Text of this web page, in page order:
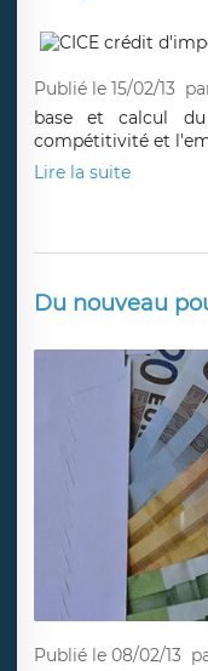
Publié le 15/02/13
base et calcul
compétitivité et
Lire la suite
Du nouveau
Publié le 08/02/13